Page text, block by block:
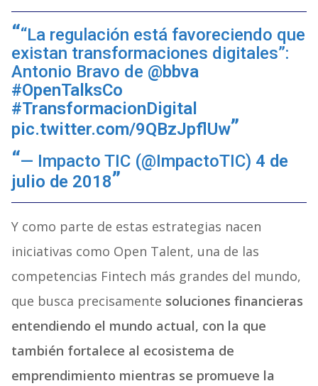
“La regulación está favoreciendo que
existan transformaciones digitales”:
Antonio Bravo de @bbva
#OpenTalksCo
#TransformacionDigital
pic.twitter.com/9QBzJpflUw
— Impacto TIC (@ImpactoTIC) 4 de
julio de 2018
Y como parte de estas estrategias nacen
iniciativas como Open Talent, una de las
competencias Fintech más grandes del mundo,
que busca precisamente soluciones financieras
entendiendo el mundo actual, con la que
también fortalece al ecosistema de
emprendimiento mientras se promueve la